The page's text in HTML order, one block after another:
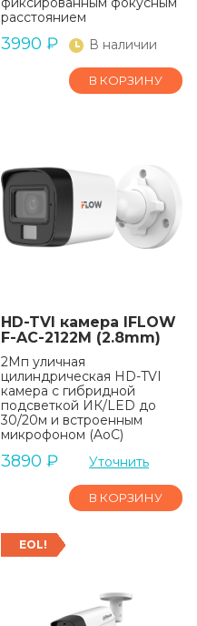
расстоянием
3990 ₽ В наличии
В КОРЗИНУ
HD-TVI камера IFLOW
F-AC-2122M (2.8mm)
2Мп уличная
цилиндрическая HD-TVI
камера с гибридной
подсветкой ИК/LED до
30/20м и встроенным
микрофоном (AoC)
3890 ₽ Уточнить
В КОРЗИНУ
EOL!